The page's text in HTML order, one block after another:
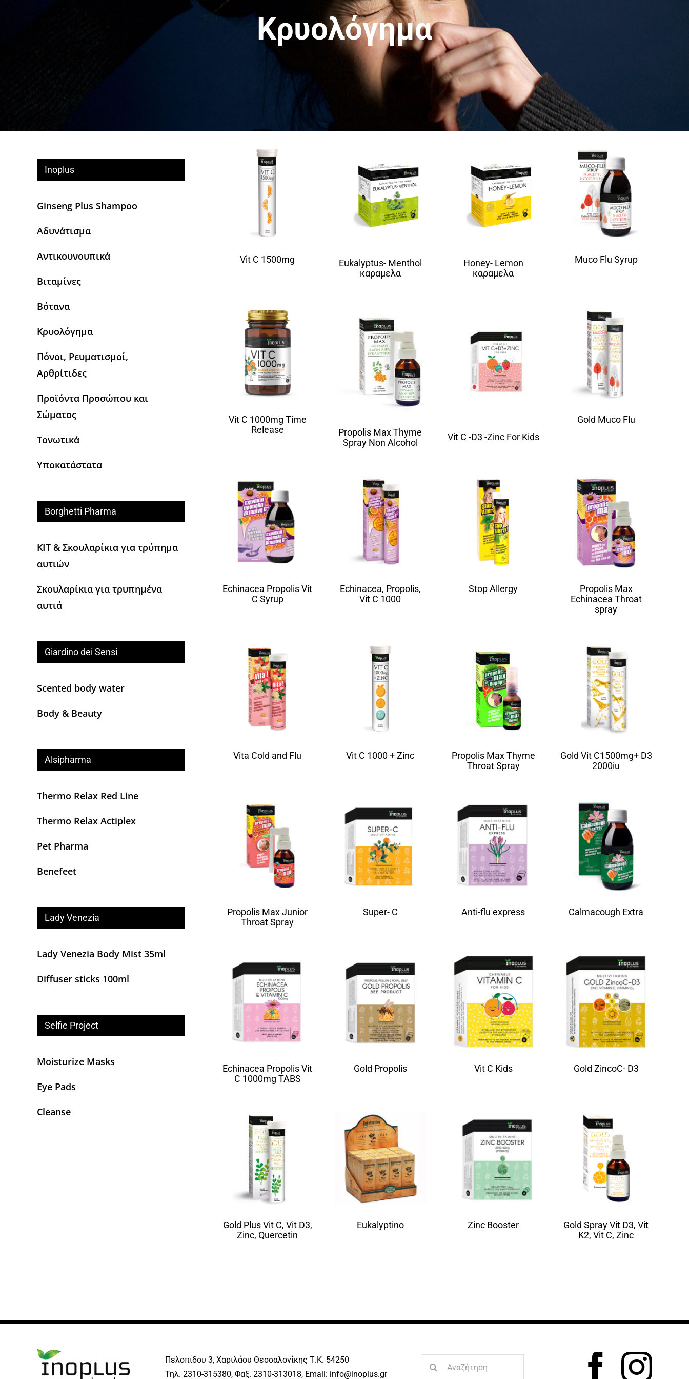
Κρυολόγημα
Vit C 1500mg
Eukalyptus- Menthol
καραμελα
Honey- Lemon
καραμελα
Muco Flu Syrup
Vit C 1000mg Time
Release
Propolis Max Thyme
Spray Non Alcohol
Vit C -D3 -Zinc For Kids
Gold Muco Flu
Echinacea Propolis Vit
C Syrup
Echinacea, Propolis,
Vit C 1000
Stop Allergy
Propolis Max
Echinacea Throat
spray
Vita Cold and Flu Vit C 1000 + Zinc
Propolis Max Thyme
Throat Spray
Gold Vit C1500mg+ D3
2000iu
Propolis Max Junior
Throat Spray
Super- C Anti-flu express Calmacough Extra
Echinacea Propolis Vit
C 1000mg TABS
Gold Propolis Vit C Kids Gold ZincoC- D3
Gold Plus Vit C, Vit D3,
Zinc, Quercetin
Eukalyptino Zinc Booster
Gold Spray Vit D3, Vit
K2, Vit C, Zinc
Inoplus
Ginseng Plus Shampoo
Αδυνάτισμα
Αντικουνουπικά
Βιταμίνες
Βότανα
Κρυολόγημα
Πόνοι, Ρευματισμοί,
Αρθρίτιδες
Προϊόντα Προσώπου και
Σώματος
Τονωτικά
Υποκατάστατα
Borghetti Pharma
KIT & Σκουλαρίκια για τρύπημα
αυτιών
Σκουλαρίκια για τρυπημένα
αυτιά
Giardino dei Sensi
Scented body water
Body & Beauty
Alsipharma
Thermo Relax Red Line
Thermo Relax Actiplex
Pet Pharma
Benefeet
Lady Venezia
Lady Venezia Body Mist 35ml
Diffuser sticks 100ml
Selfie Project
Moisturize Masks
Eye Pads
Cleanse
Πελοπίδου 3, Χαριλάου Θεσσαλονίκης Τ.Κ. 54250
Τηλ. 2310-315380, Φαξ. 2310-313018, Email: info@inoplus.gr